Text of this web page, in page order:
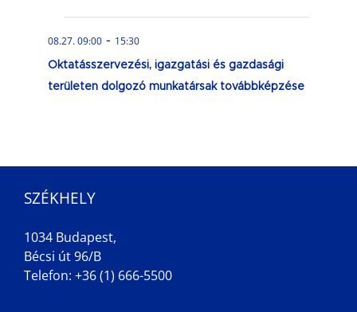
08.27. 09:00 - 15:30
Oktatásszervezési, igazgatási és gazdasági
területen dolgozó munkatársak továbbképzése
SZÉKHELY
1034 Budapest,
Bécsi út 96/B
Telefon: +36 (1) 666-5500